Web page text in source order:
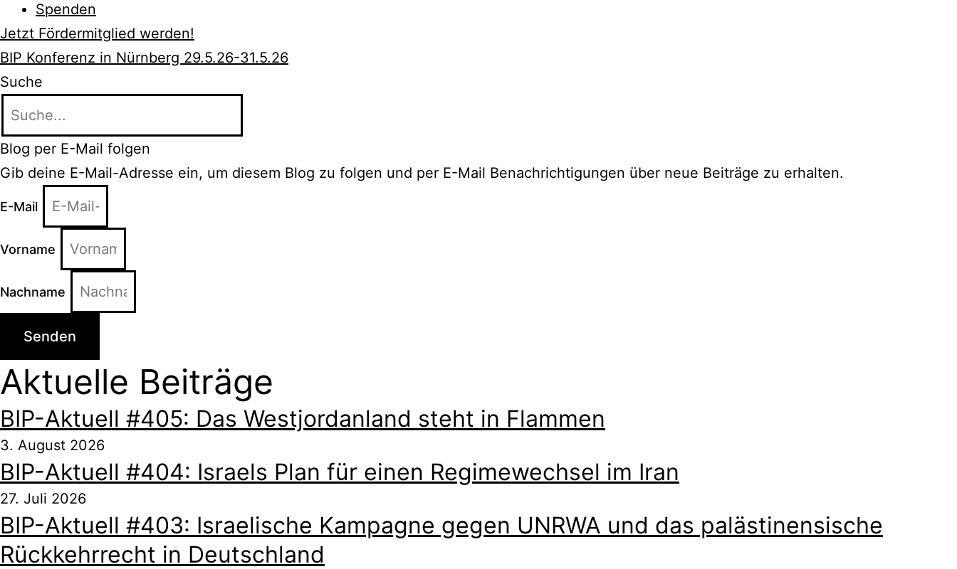
Spenden
Jetzt Fördermitglied werden!
BIP Konferenz in Nürnberg 29.5.26-31.5.26
Suche
Blog per E-Mail folgen
Gib deine E-Mail-Adresse ein, um diesem Blog zu folgen und per E-Mail Benachrichtigungen über neue Beiträge zu erhalten.
E-Mail
Vorname
Nachname
Senden
Aktuelle Beiträge
BIP-Aktuell #405: Das Westjordanland steht in Flammen
3. August 2026
BIP-Aktuell #404: Israels Plan für einen Regimewechsel im Iran
27. Juli 2026
BIP-Aktuell #403: Israelische Kampagne gegen UNRWA und das palästinensische
Rückkehrrecht in Deutschland